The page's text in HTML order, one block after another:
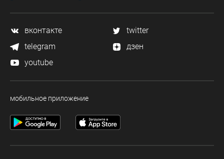
вконтакте
twitter
telegram
дзен
youtube
мобильное приложение